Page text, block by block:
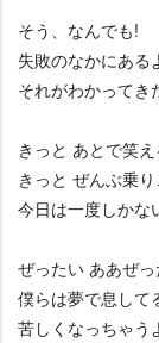
そう、なんでも!
失敗のなかにある
それがわかってき
きっと あとで笑え
きっと ぜんぶ乗
今日は一度しかな
ぜったい ああぜ
僕らは夢で息して
苦しくなっちゃう